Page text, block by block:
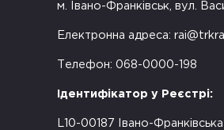
м. Івано-Франківськ, вул.
Електронна адреса:
Телефон: 068-0000-198
Ідентифікатор у Реєстрі:
L10-00187 Івано-